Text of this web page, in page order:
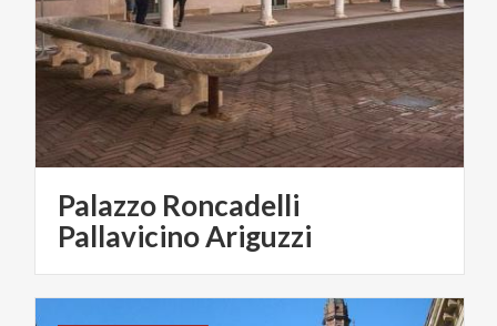
Palazzo Roncadelli
Pallavicino Ariguzzi